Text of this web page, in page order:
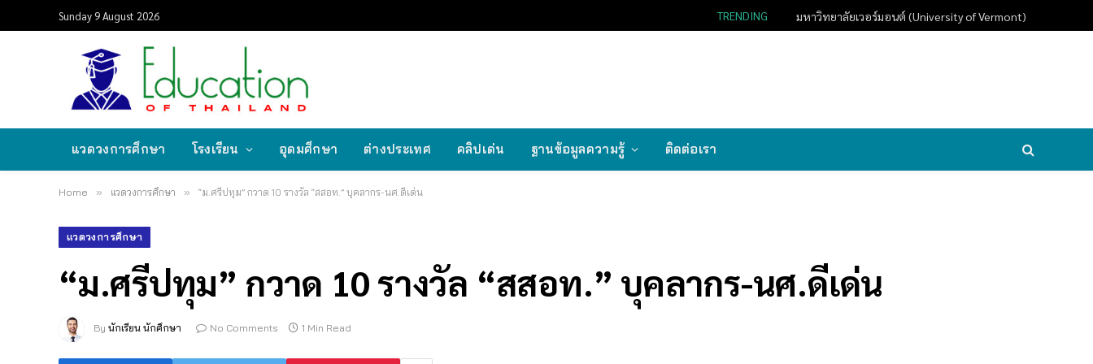
Sunday 9 August 2026 TRENDING มหาวิทยาลัยเวอร์มอนต์ (University of Vermont)
แวดวงการศึกษา โรงเรียน อุดมศึกษา ต่างประเทศ คลิปเด่น ฐานข้อมูลความรู้ ติดต่อเรา
Home » แวดวงการศึกษา » “ม.ศรีปทุม” กวาด 10 รางวัล “สสอท.” บุคลากร-นศ.ดีเด่น
แวดวงการศึกษา
“ม.ศรีปทุม” กวาด 10 รางวัล “สสอท.” บุคลากร-นศ.ดีเด่น
By นักเรียน นักศึกษา No Comments 1 Min Read